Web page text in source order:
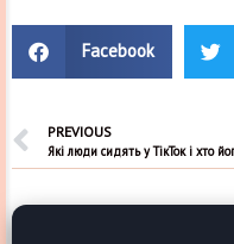
Facebook
PREVIOUS